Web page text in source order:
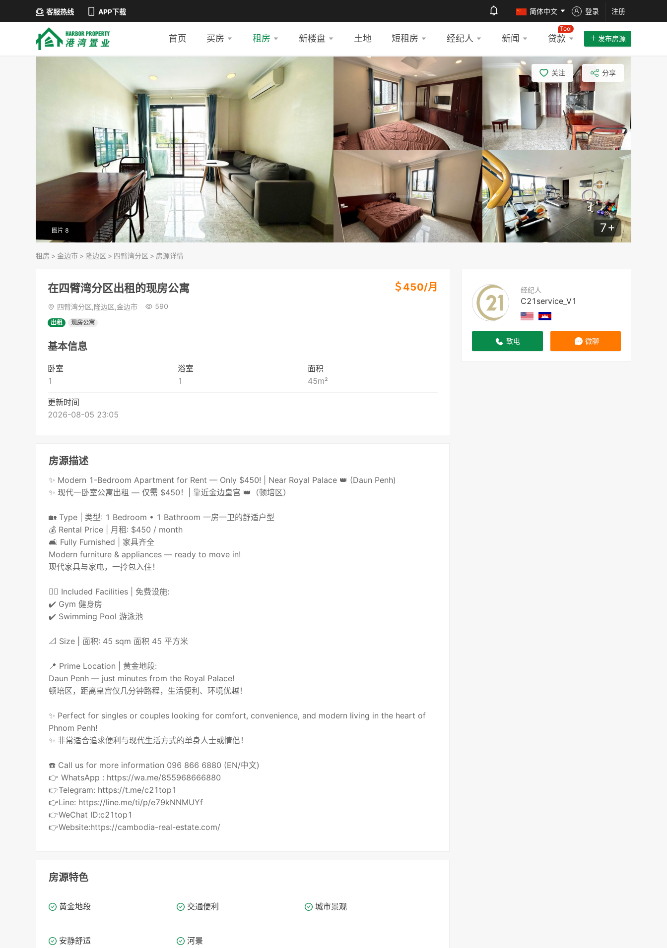
客服热线 APP下载 简体中文 登录 注册
首页 买房 租房 新楼盘 土地 短租房 经纪人 新闻 贷款
Tool
发布房源
图片 8 7+
关注 分享
租房 > 金边市 > 隆边区 > 四臂湾分区 > 房源详情
经纪人
C21service_V1
致电 微聊
在四臂湾分区出租的现房公寓 ＄ 450/月
四臂湾分区,隆边区,金边市 590
出租 现房公寓
基本信息
卧室
1
浴室
1
面积
45m²
更新时间
2026-08-05 23:05
房源描述
✨ Modern 1-Bedroom Apartment for Rent — Only $450! | Near Royal Palace 👑 (Daun Penh)
✨ 现代一卧室公寓出租 — 仅需 $450！| 靠近金边皇宫 👑（顿培区）
🏡 Type | 类型: 1 Bedroom • 1 Bathroom 一房一卫的舒适户型
💰 Rental Price | 月租: $450 / month
🛋️ Fully Furnished | 家具齐全
Modern furniture & appliances — ready to move in!
现代家具与家电，一拎包入住！
🏊‍♂️ Included Facilities | 免费设施:
✔️ Gym 健身房
✔️ Swimming Pool 游泳池
📐 Size | 面积: 45 sqm 面积 45 平方米
📍 Prime Location | 黄金地段:
Daun Penh — just minutes from the Royal Palace!
顿培区，距离皇宫仅几分钟路程，生活便利、环境优越！
✨ Perfect for singles or couples looking for comfort, convenience, and modern living in the heart of
Phnom Penh!
✨ 非常适合追求便利与现代生活方式的单身人士或情侣！
☎️ Call us for more information 096 866 6880 (EN/中文)
👉 WhatsApp : https://wa.me/855968666880
👉Telegram: https://t.me/c21top1
👉Line: https://line.me/ti/p/e79kNNMUYf
👉WeChat ID:c21top1
👉Website:https://cambodia-real-estate.com/
房源特色
黄金地段 交通便利 城市景观
安静舒适 河景